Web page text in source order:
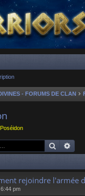
- FORUMS DE CLAN
rejoindre l'armée
pm